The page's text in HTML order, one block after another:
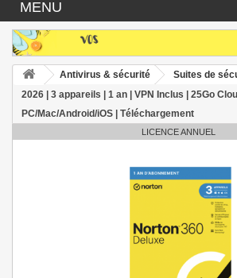
MENU
Antivirus & sécurité Suites de
2026 | 3 appareils | 1 an | VPN Inclus | 25Go
PC/Mac/Android/iOS | Téléchargement
LICENCE ANNUEL